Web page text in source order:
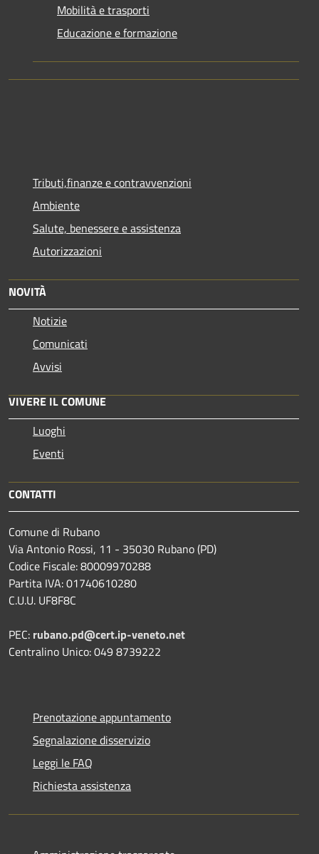
Mobilità e trasporti
Educazione e formazione
Tributi,finanze e contravvenzioni
Ambiente
Salute, benessere e assistenza
Autorizzazioni
NOVITÀ
Notizie
Comunicati
Avvisi
VIVERE IL COMUNE
Luoghi
Eventi
CONTATTI
Comune di Rubano
Via Antonio Rossi, 11 - 35030 Rubano (PD)
Codice Fiscale: 80009970288
Partita IVA: 01740610280
C.U.U. UF8F8C
PEC: rubano.pd@cert.ip-veneto.net
Centralino Unico: 049 8739222
Prenotazione appuntamento
Segnalazione disservizio
Leggi le FAQ
Richiesta assistenza